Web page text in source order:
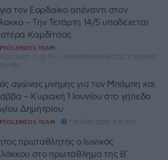
τον Εορδαϊκό απέναντι στον
– Την Τετάρτη 14/5 υποδέχεται
Καρδίτσας
TEAM
2025, 11:03 ΠΜ - ΕΝΗΜΕΡΏΘΗΚΕ ΣΤΙΣ 2 ΙΟΥΝΊΟΥ
ΜΜ
αγώνας μνήμης για τον Μπάμπη και
– Κυριακή 1 Ιουνίου στο γήπεδο
Δημητρίου
TEAM 7 ΜΑΪ́ΟΥ 2025, 7:19 ΜΜ
πρωταθλητής ο Ιωνικός
στο πρωτάθλημα της Β’